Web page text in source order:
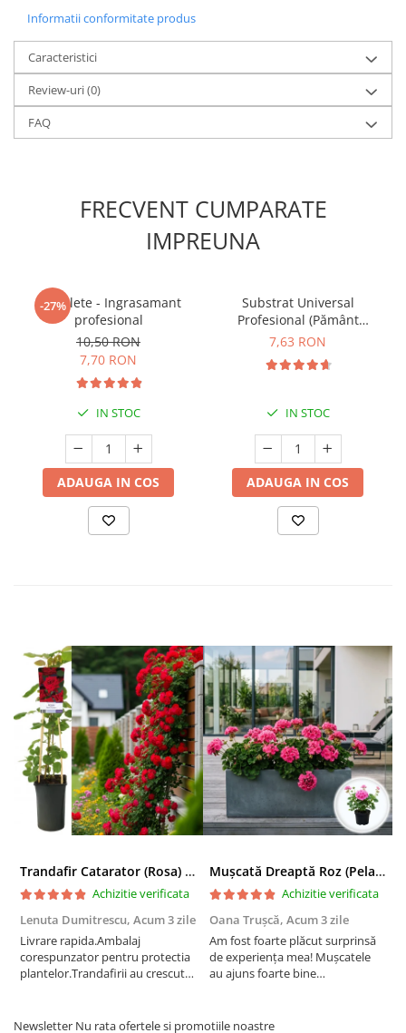
Informatii conformitate produs
Caracteristici
Review-uri(0)
FAQ
FRECVENT CUMPARATE
IMPREUNA
-27%
5 Tablete - Ingrasamant
profesional
10,50 RON
7,70 RON
IN STOC
ADAUGA IN COS
Substrat Universal
Profesional (Pământ
Premium) - 5 L
7,63 RON
IN STOC
ADAUGA IN COS
Trandafir Catarator (Rosa) Red Climber - 75cm
Achizitie verificata
Lenuta Dumitrescu, Acum 3 zile
Livrare rapida.Ambalaj
corespunzator pentru protectia
plantelor.Trandafirii au crescut
Mușcată Dreaptă Roz (Pelargonium Zonale)
Achizitie verificata
Oana Trușcă, Acum 3 zile
Am fost foarte plăcut surprinsă
de experiența mea! Mușcatele
au ajuns foarte bine
transportului. Se vede că au fost
Newsletter Nu rata ofertele si promotiile noastre